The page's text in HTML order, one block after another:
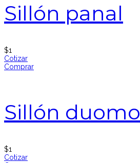
Sillón panal
$1
Cotizar
Comprar
Sillón duomo
$1
Cotizar